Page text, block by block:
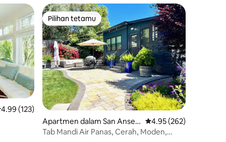
purata 4.99 daripada 5, 123 ulasan
4.99 (123)
Pilihan tetamu
Pilihan tetamu
Apartmen dalam San Ansel
mo
Penarafan purata 4.95
4.95 (262)
Tab Mandi Air Panas, Cerah, Moden,